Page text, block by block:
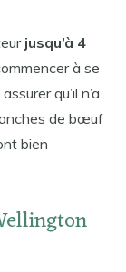
jusqu’à 4
à se
qu’il n’a
de bœuf
bien